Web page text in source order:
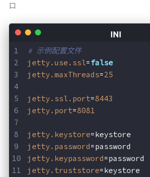
口
# 示例配置文件
jetty.use.ssl=false
jetty.maxThreads=25
jetty.ssl.port=8443
jetty.port=8081
jetty.keystore=keystore
jetty.password=password
jetty.keypassword=password
jetty.truststore=keystore